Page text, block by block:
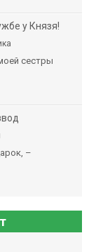
у Князя!
сестры
–